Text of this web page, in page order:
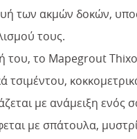
των ακμών δοκών,
τους.
το Mapegrout
με ανάμειξη ενός
με σπάτουλα,